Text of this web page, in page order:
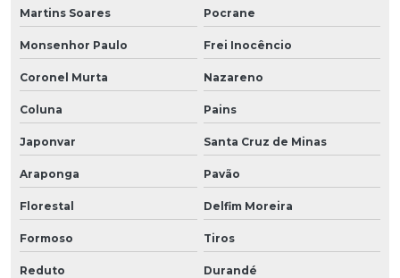
Martins Soares Pocrane
Monsenhor Paulo Frei Inocêncio
Coronel Murta Nazareno
Coluna Pains
Japonvar Santa Cruz de Minas
Araponga Pavão
Florestal Delfim Moreira
Formoso Tiros
Reduto Durandé